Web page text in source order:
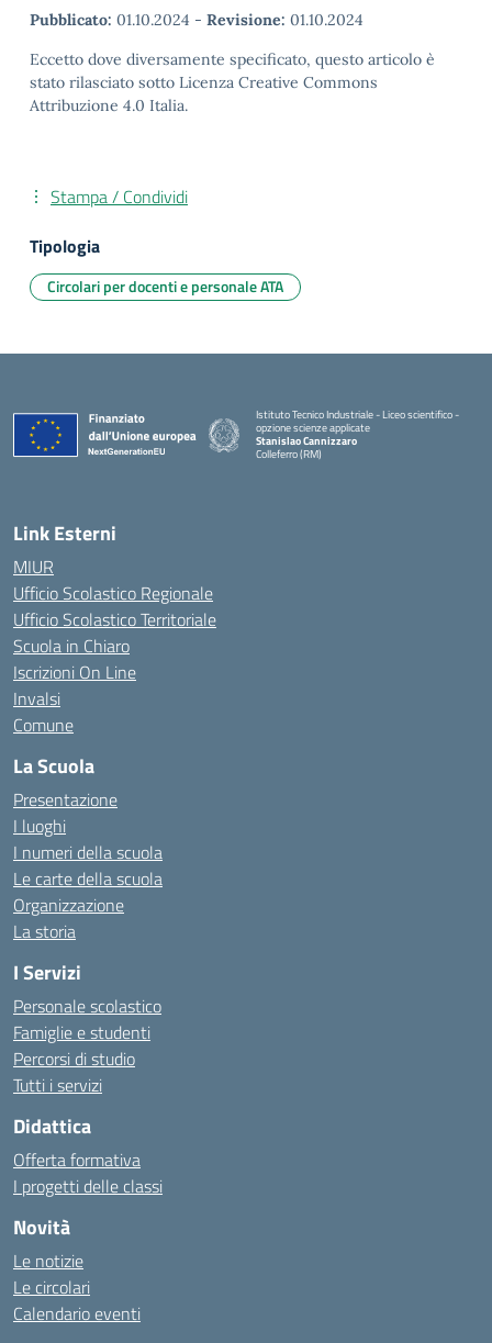
Pubblicato: 01.10.2024 - Revisione: 01.10.2024
Eccetto dove diversamente specificato, questo articolo è
stato rilasciato sotto Licenza Creative Commons
Attribuzione 4.0 Italia.
Stampa / Condividi
Tipologia
Circolari per docenti e personale ATA
Istituto Tecnico Industriale - Liceo scientifico -
opzione scienze applicate
Stanislao Cannizzaro
Colleferro (RM)
Link Esterni
MIUR
Ufficio Scolastico Regionale
Ufficio Scolastico Territoriale
Scuola in Chiaro
Iscrizioni On Line
Invalsi
Comune
La Scuola
Presentazione
I luoghi
I numeri della scuola
Le carte della scuola
Organizzazione
La storia
I Servizi
Personale scolastico
Famiglie e studenti
Percorsi di studio
Tutti i servizi
Didattica
Offerta formativa
I progetti delle classi
Novità
Le notizie
Le circolari
Calendario eventi